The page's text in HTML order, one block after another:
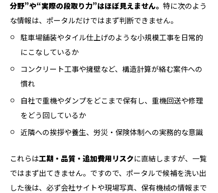
分野”や“実際の段取り力”はほぼ見えません。 特に次のよう
な情報は、ポータルだけではまず判断できません。
駐車場舗装やタイル仕上げのような小規模工事を日常的
にこなしているか
コンクリート工事や擁壁など、構造計算が絡む案件への
慣れ
自社で重機やダンプをどこまで保有し、重機回送や修理
をどう回しているか
近隣への挨拶や養生、労災・保険体制への実務的な意識
これらは工期・品質・追加費用リスクに直結しますが、一覧
ではまず出てきません。ですので、ポータルで候補を洗い出
した後は、必ず会社サイトや現場写真、保有機械の情報まで